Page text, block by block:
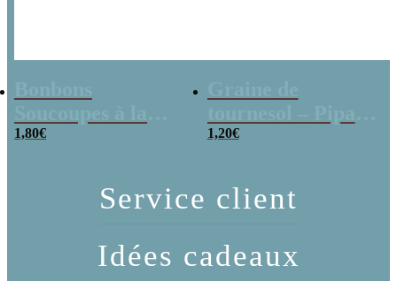
poudre (x20)
1,80€
x 3
1,20€
Service client
Idées cadeaux